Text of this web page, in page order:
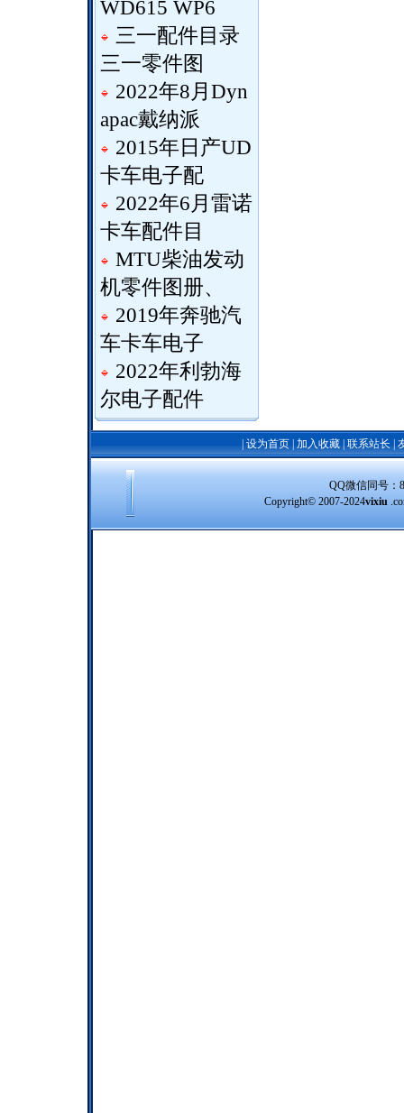
WD615 WP6
三一配件目录
三一零件图
2022年8月Dyn
apac戴纳派
2015年日产UD
卡车电子配
2022年6月雷诺
卡车配件目
MTU柴油发动
机零件图册、
2019年奔驰汽
车卡车电子
2022年利勃海
尔电子配件
设为首页| 加入收藏| 联系站长
QQ微信同号：
Copyright© 2007-2024vixiu